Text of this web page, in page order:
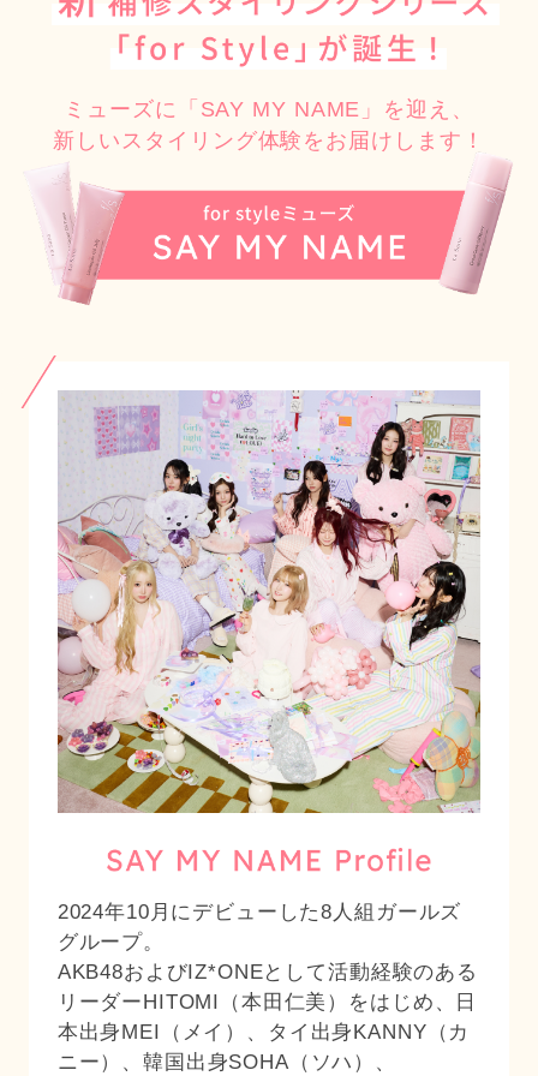
ミューズに「SAY MY NAME」を迎え、
新しいスタイリング体験をお届けします！
2024年10月にデビューした8人組ガールズ
グループ。
AKB48およびIZ*ONEとして活動経験のある
リーダーHITOMI（本田仁美）をはじめ、日
本出身MEI（メイ）、タイ出身KANNY（カ
ニー）、韓国出身SOHA（ソハ）、